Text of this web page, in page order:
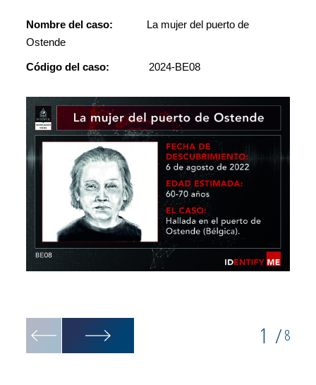
Nombre del caso: La mujer del puerto de
Ostende
Código del caso: 2024-BE08
1 /8